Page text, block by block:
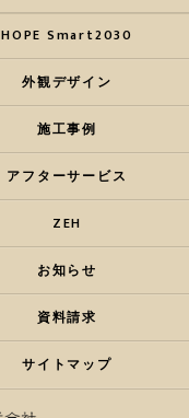
HOPE Smart2030
外観デザイン
施工事例
アフターサービス
ZEH
お知らせ
資料請求
サイトマップ